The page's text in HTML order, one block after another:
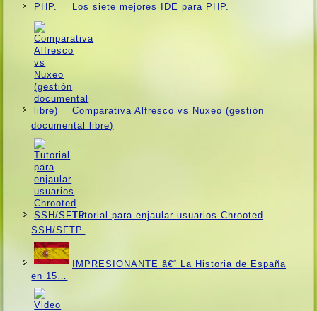
Los siete mejores IDE para PHP.
Comparativa Alfresco vs Nuxeo (gestión
documental libre)
Tutorial para enjaular usuarios Chrooted
SSH/SFTP.
IMPRESIONANTE â€“ La Historia de España
en 15…